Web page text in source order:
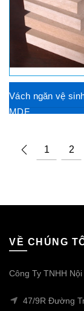
Vách ngăn vệ
MDF
1 2
VỀ CHÚNG
Công Ty TNHH
47/9R Đường